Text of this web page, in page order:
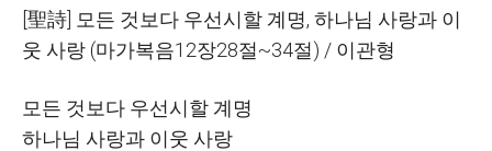
게
게
聖詩 모든 것보다 우선시할 계명, 하나님 사랑과 이
웃 사랑 (마가복음12장28절~34절) / 이관형
모든 것보다 우선시할 계명
하나님 사랑과 이웃 사랑